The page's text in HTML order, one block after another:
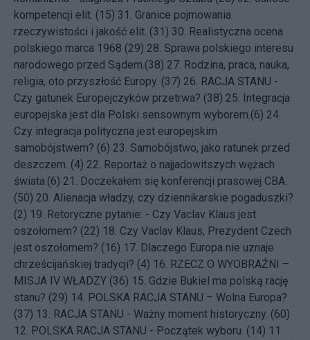
kompetencji elit. (15) 31. Granice pojmowania
rzeczywistości i jakość elit. (31) 30. Realistyczna ocena
polskiego marca 1968 (29) 28. Sprawa polskiego interesu
narodowego przed Sądem.(38) 27. Rodzina, praca, nauka,
religia, oto przyszłość Europy. (37) 26. RACJA STANU -
Czy gatunek Europejczyków przetrwa? (38) 25. Integracja
europejska jest dla Polski sensownym wyborem.(6) 24.
Czy integracja polityczna jest europejskim
samobójstwem? (6) 23. Samobójstwo, jako ratunek przed
deszczem. (4) 22. Reportaż o najjadowitszych wężach
świata.(6) 21. Doczekałem się konferencji prasowej CBA.
(50) 20. Alienacja władzy, czy dziennikarskie pogaduszki?
(2) 19. Retoryczne pytanie: - Czy Vaclav Klaus jest
oszołomem? (22) 18. Czy Vaclav Klaus, Prezydent Czech
jest oszołomem? (16) 17. Dlaczego Europa nie uznaje
chrześcijańskiej tradycji? (4) 16. RZECZ O WYOBRAŹNI –
MISJA IV WŁADZY (36) 15. Gdzie Bukiel ma polską rację
stanu? (29) 14. POLSKA RACJA STANU – Wolna Europa?
(37) 13. RACJA STANU - Ważny moment historyczny. (60)
12. POLSKA RACJA STANU - Początek wyboru. (14) 11.